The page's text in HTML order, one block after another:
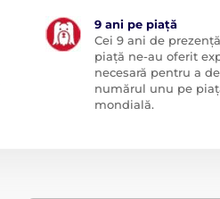
9 ani pe piață
Cei 9 ani de
piață ne-au oferit
necesară pentru a
numărul unu pe
mondială.